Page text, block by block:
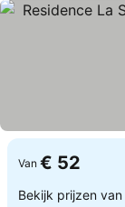
Van € 52
Bekijk prijzen van